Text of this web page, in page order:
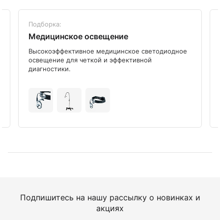
Подборка:
Медицинское освещение
Высокоэффективное медицинское светодиодное
освещение для четкой и эффективной
диагностики.
Подпишитесь на нашу рассылку о новинках и
акциях